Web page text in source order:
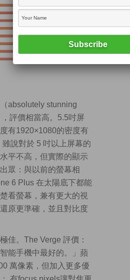
absolutely stunning
評價相當高。5.5吋屏
有1920×1080的密度有
雖說對於 5 吋以上屏幕的
平不高，但實際的顯示
眾：與以前的螢幕相
6 Plus 在太陽底下都能
看螢幕，兼有更大的視
原更準確，並且對比度
佳。The Verge 評價：
智能手機中最好的。」蘋
萬像素，但加入更多優